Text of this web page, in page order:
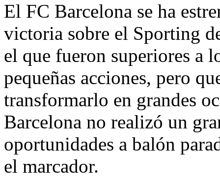
El FC Barcelona se ha
victoria sobre el Sporting
el que fueron superiores a
pequeñas acciones, pero
transformarlo en grandes
Barcelona no realizó un
oportunidades a balón
el marcador.